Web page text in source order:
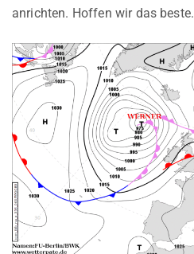
anrichten. Hoffen wir das beste.